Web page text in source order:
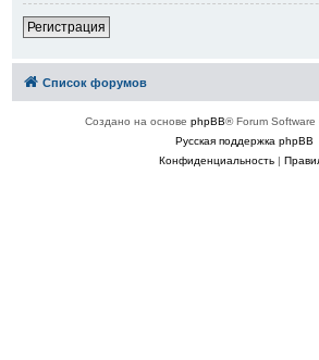
Регистрация
Список форумов
Создано на основе phpBB® Forum
Русская поддержка phpBB
Конфиденциальность|